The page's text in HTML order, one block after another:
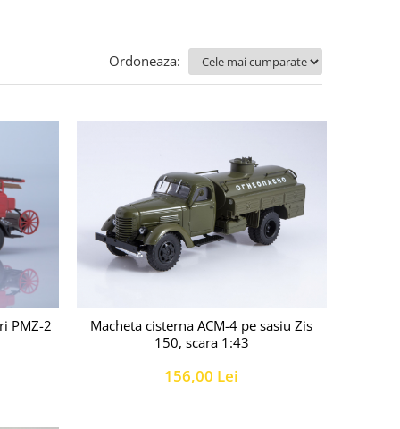
Ordoneaza:
PMZ-2
Macheta cisterna ACM-4 pe sasiu Zis
150, scara 1:43
156,00 Lei